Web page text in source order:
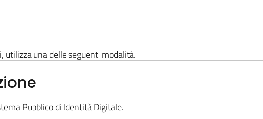
utilizza una delle seguenti modalità.
Pubblico di Identità Digitale.